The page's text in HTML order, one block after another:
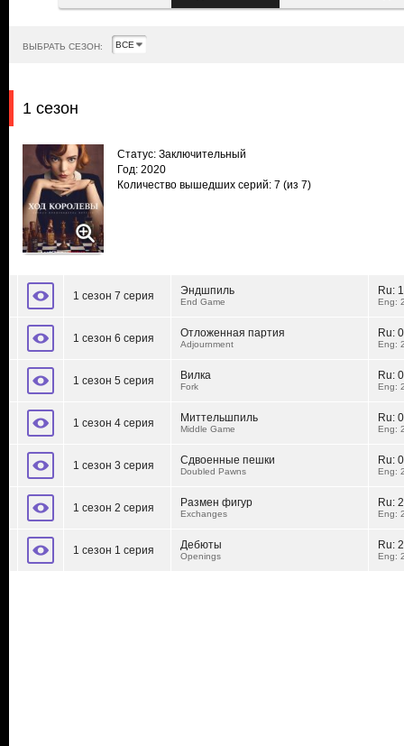
ВЫБРАТЬ СЕЗОН:
1 сезон
Статус: Заключительный
Год: 2020
Количество вышедших серий: 7 (из 7)
1 сезон 7 серия Эндшпиль
End Game
Ru:
Eng:
1 сезон 6 серия Отложенная партия
Adjournment
Ru:
Eng:
1 сезон 5 серия Вилка
Fork
Ru:
Eng:
1 сезон 4 серия Миттельшпиль
Middle Game
Ru:
Eng:
1 сезон 3 серия Сдвоенные пешки
Doubled Pawns
Ru:
Eng:
1 сезон 2 серия Размен фигур
Exchanges
Ru:
Eng:
1 сезон 1 серия Дебюты
Openings
Ru:
Eng: